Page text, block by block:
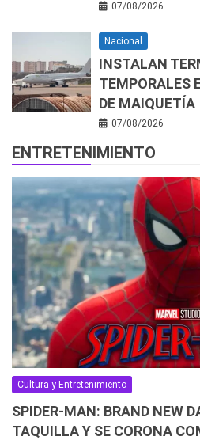
07/08/2026
Nacional
INSTALAN
TEMPORALES
DE MAIQUETÍA
07/08/2026
ENTRETENIMIENTO
Cultura y Entretenimiento
SPIDER-MAN: BRAND NEW
TAQUILLA Y SE CORONA